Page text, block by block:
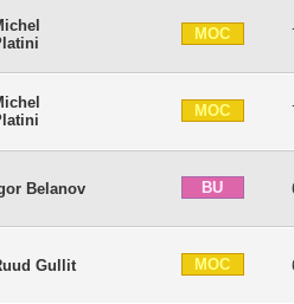
MOC
MOC
Belanov BU
Gullit MOC